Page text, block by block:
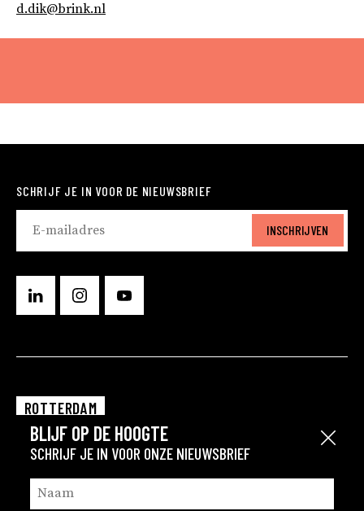
Sluit
BLIJF OP DE HOOGTE
SCHRIJF JE IN VOOR ONZE NIEUWSBRIEF
d.dik@brink.nl
SCHRIJF JE IN VOOR DE NIEUWSBRIEF
INSCHRIJVEN
ROTTERDAM
EINDHOVEN
GRONINGEN